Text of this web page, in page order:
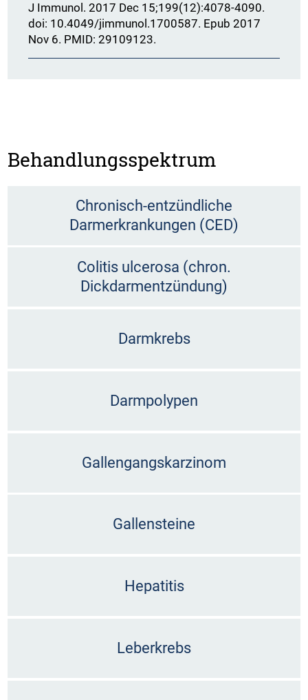
J Immunol. 2017 Dec 15;199(12):4078-4090.
doi: 10.4049/jimmunol.1700587. Epub 2017
Nov 6. PMID: 29109123.
Behandlungsspektrum
Chronisch-entzündliche
Darmerkrankungen (CED)
Colitis ulcerosa (chron.
Dickdarmentzündung)
Darmkrebs
Darmpolypen
Gallengangskarzinom
Gallensteine
Hepatitis
Leberkrebs